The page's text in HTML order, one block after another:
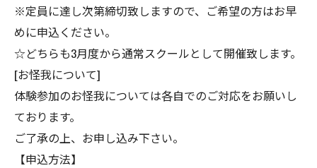
※定員に達し次第締切致しますので、ご希望の方はお早
めに申込ください。
☆どちらも3月度から通常スクールとして開催致します。
[お怪我について]
体験参加のお怪我については各自でのご対応をお願いし
ております。
ご了承の上、お申し込み下さい。
【申込方法】